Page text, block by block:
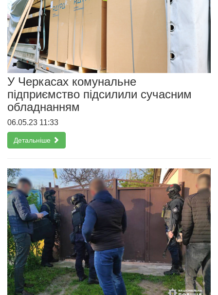
У Черкасах комунальне
підприємство підсилили сучасним
обладнанням
06.05.23 11:33
Детальніше